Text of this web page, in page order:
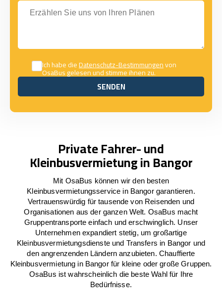
Erzählen Sie uns von Ihren Plänen
Ich habe dieDatenschutz-Bestimmungenvon
OsaBus gelesen und stimme ihnen zu.
SENDEN
SENDEN
Private Fahrer- und
Kleinbusvermietung in Bangor
Mit OsaBus können wir den besten
Kleinbusvermietungsservice in Bangor garantieren.
Vertrauenswürdig für tausende von Reisenden und
Organisationen aus der ganzen Welt. OsaBus macht
Gruppentransporte einfach und erschwinglich. Unser
Unternehmen expandiert stetig, um großartige
Kleinbusvermietungsdienste und Transfers in Bangor und
den angrenzenden Ländern anzubieten. Chauffierte
Kleinbusvermietung in Bangor für kleine oder große Gruppen.
OsaBus ist wahrscheinlich die beste Wahl für Ihre
Bedürfnisse.